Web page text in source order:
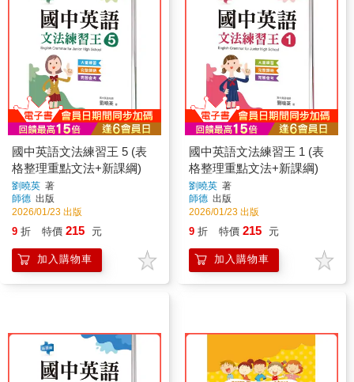
國中英語文法練習王 5 (表
格整理重點文法+新課綱)
劉曉英 著
師德 出版
2026/01/23 出版
9 折 特價 215 元
加入購物車
國中英語文法練習王 1 (表
格整理重點文法+新課綱)
劉曉英 著
師德 出版
2026/01/23 出版
9 折 特價 215 元
加入購物車